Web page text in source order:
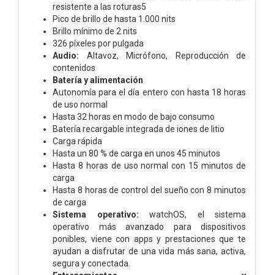
resistente a las roturas5
Pico de brillo de hasta 1.000 nits
Brillo mínimo de 2 nits
326 píxeles por pulgada
Audio:
Altavoz, Micrófono,
Reproducción de
contenidos
Batería y alimentación
Autonomía para el día entero con hasta 18 horas
de uso normal
Hasta 32 horas en modo de bajo consumo
Batería recargable integrada de iones de litio
Carga rápida
Hasta un 80 % de carga en unos 45 minutos
Hasta 8 horas de uso normal con 15 minutos de
carga
Hasta 8 horas de control del sueño con 8 minutos
de carga
Sistema operativo:
watchOS, el sistema
operativo más avanzado para dispositivos
ponibles, viene con apps y prestaciones que te
ayudan a disfrutar de una vida más sana, activa,
segura y conectada.